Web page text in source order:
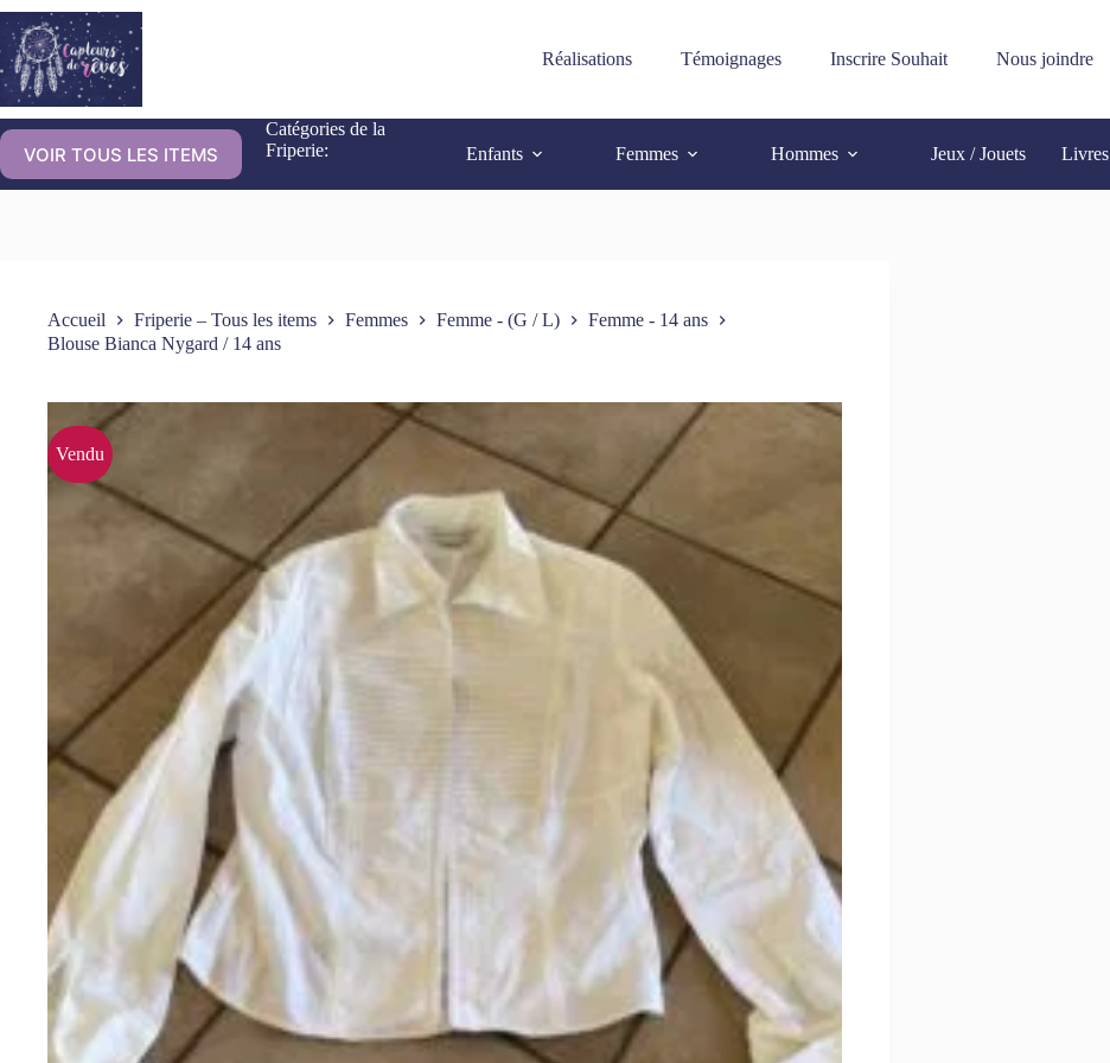
Réalisations Témoignages Inscrire Souhait Nous joindre
VOIR TOUS LES ITEMS
Catégories de la
Friperie:
Enfants Femmes Hommes Jeux / Jouets Livres
Accueil Friperie – Tous les items Femmes Femme - (G / L)
Femme - 14 ans
Blouse Bianca Nygard / 14 ans
Vendu